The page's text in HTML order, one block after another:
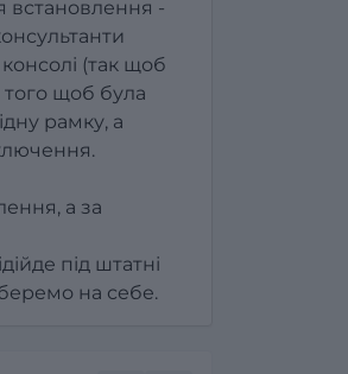
встановлення -
(так щоб
того щоб була
рамку, а
а за
під штатні
на себе.